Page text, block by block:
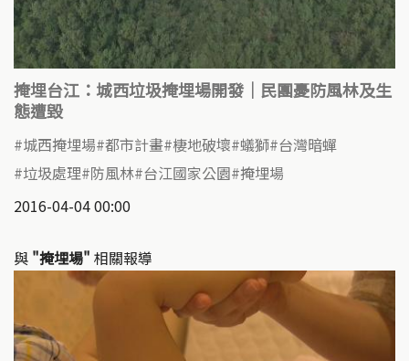
掩埋台江：城西垃圾掩埋場開發｜民團憂防風林及生
態遭毀
城西掩埋場 都市計畫 棲地破壞 蟻獅 台灣暗蟬
垃圾處理 防風林 台江國家公園 掩埋場
2016-04-04 00:00
與 "掩埋場" 相關報導